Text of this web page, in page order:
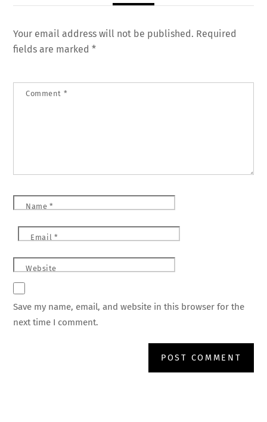
Your email address will not be published. Required
fields are marked*
Comment *
Name *
Email *
Website
Save my name, email, and website in this browser for the
next time I comment.